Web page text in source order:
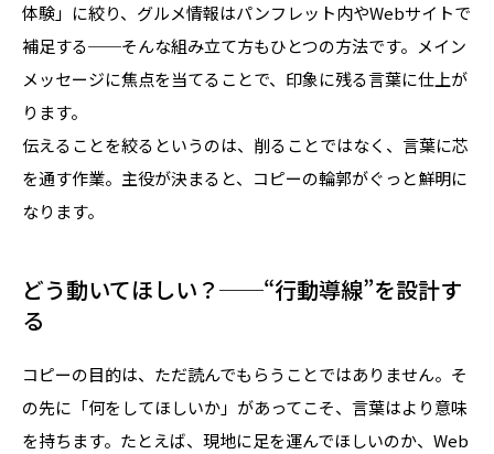
体験」に絞り、グルメ情報はパンフレット内やWebサイトで
補足する──そんな組み立て方もひとつの方法です。メイン
メッセージに焦点を当てることで、印象に残る言葉に仕上が
ります。
伝えることを絞るというのは、削ることではなく、言葉に芯
を通す作業。主役が決まると、コピーの輪郭がぐっと鮮明に
なります。
どう動いてほしい？──“行動導線”を設計す
る
コピーの目的は、ただ読んでもらうことではありません。そ
の先に「何をしてほしいか」があってこそ、言葉はより意味
を持ちます。たとえば、現地に足を運んでほしいのか、Web